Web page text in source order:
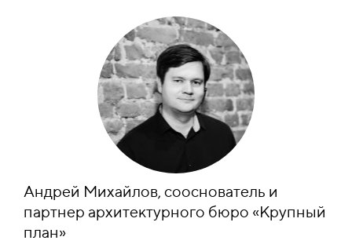
Андрей Михайлов, сооснователь и
партнер архитектурного бюро «Крупный
план»